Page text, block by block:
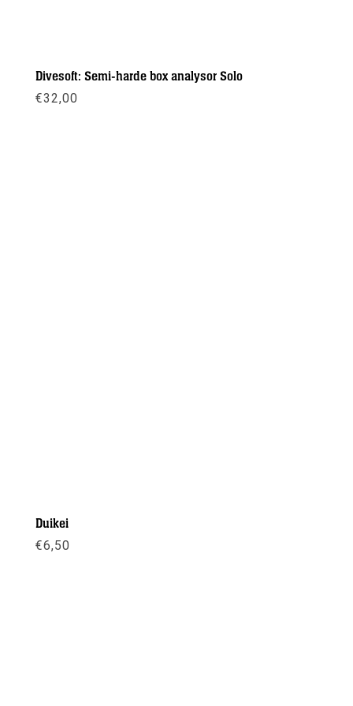
Divesoft: Semi-harde box analysor Solo
€32,00
Duikei
€6,50